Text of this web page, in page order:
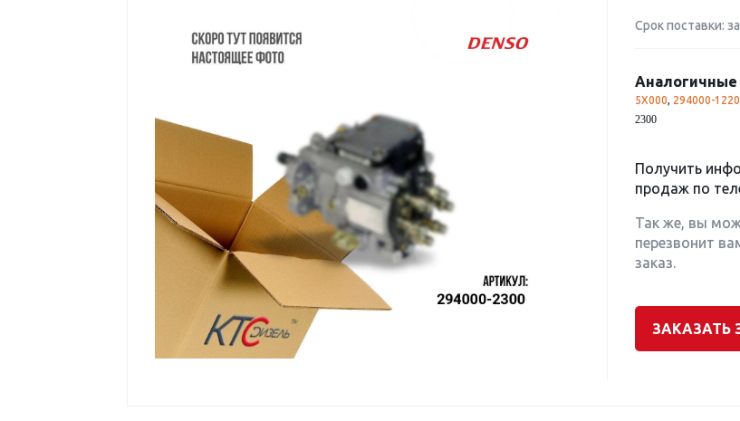
Срок поставки:
Аналогичные
5X000, 294000-1220
2300
Получить
продаж по
Так же, вы
перезвонит
заказ.
ЗАКАЗАТЬ